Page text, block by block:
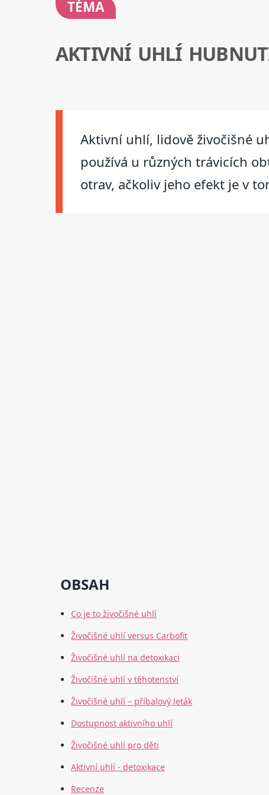
TÉMA
AKTIVNÍ UHLÍ
Aktivní uhlí, lidově živočišné
používá u různých trávicích
otrav, ačkoliv jeho efekt je v
OBSAH
Co je to živočišné uhlí
Živočišné uhlí versus Carbofit
Živočišné uhlí na detoxikaci
Živočišné uhlí v těhotenství
Živočišné uhlí – příbalový leták
Dostupnost aktivního uhlí
Živočišné uhlí pro děti
Aktivní uhlí - detoxikace
Recenze